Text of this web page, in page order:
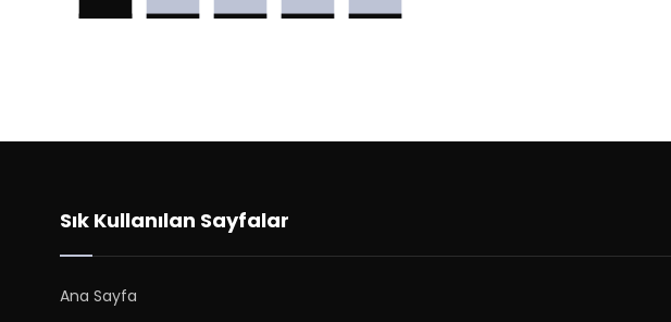
Sık Kullanılan Sayfalar
Ana Sayfa